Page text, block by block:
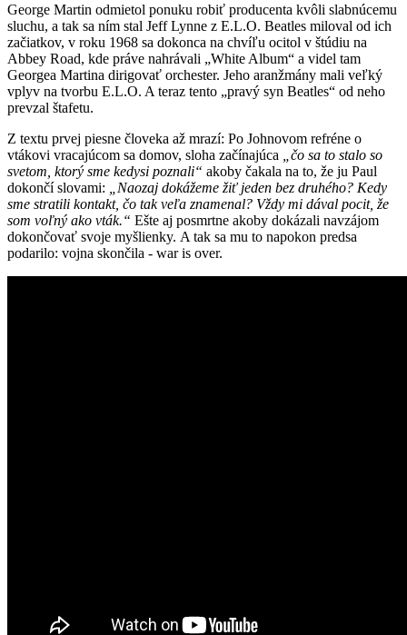
George Martin odmietol ponuku robiť producenta kvôli slabnúcemu
sluchu, a tak sa ním stal Jeff Lynne z E.L.O. Beatles miloval od ich
začiatkov, v roku 1968 sa dokonca na chvíľu ocitol v štúdiu na
Abbey Road, kde práve nahrávali „White Album“ a videl tam
Georgea Martina dirigovať orchester. Jeho aranžmány mali veľký
vplyv na tvorbu E.L.O. A teraz tento „pravý syn Beatles“ od neho
prevzal štafetu.
Z textu prvej piesne človeka až mrazí: Po Johnovom refréne o
vtákovi vracajúcom sa domov, sloha začínajúca
„čo sa to stalo so
svetom, ktorý sme kedysi poznali“ akoby čakala na to, že ju Paul
dokončí slovami:
„Naozaj dokážeme žiť jeden bez druhého? Kedy
sme stratili kontakt, čo tak veľa znamenal? Vždy mi dával pocit, že
som voľný ako vták.“ Ešte aj posmrtne akoby dokázali navzájom
dokončovať svoje myšlienky. A tak sa mu to napokon predsa
podarilo: vojna skončila - war is over.